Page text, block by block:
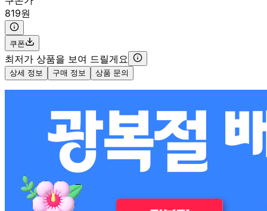
819원
쿠폰
최저가 상품을 보여 드릴게요
상세 정보 구매 정보 상품 문의